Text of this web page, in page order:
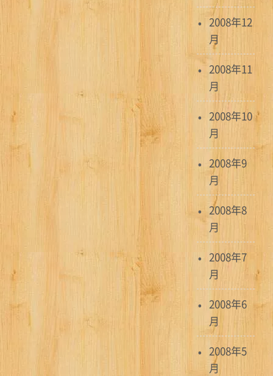
2008年12
月
2008年11
月
2008年10
月
2008年9
月
2008年8
月
2008年7
月
2008年6
月
2008年5
月